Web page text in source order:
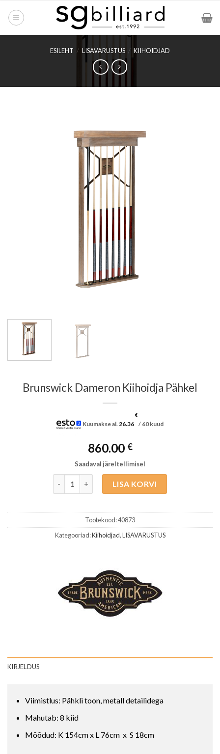
ESILEHT / LISAVARUSTUS / KIIHOIDJAD
Brunswick Dameron Kiihoidja Pähkel
Kuumakse al. 26.36
€
/ 60 kuud
860.00 €
Saadaval järeltellimisel
LISA KORVI
Tootekood:40873
Kategooriad:Kiihoidjad,LISAVARUSTUS
KIRJELDUS
Viimistlus: Pähkli toon, metall detailidega
Mahutab: 8 kiid
Mõõdud: K 154cm x L 76cm x S 18cm